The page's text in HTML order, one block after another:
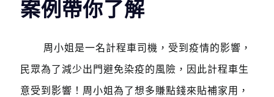
案例帶你了解
周小姐是一名計程車司機，受到疫情的影響，
民眾為了減少出門避免染疫的風險，因此計程車生
意受到影響！周小姐為了想多賺點錢來貼補家用，